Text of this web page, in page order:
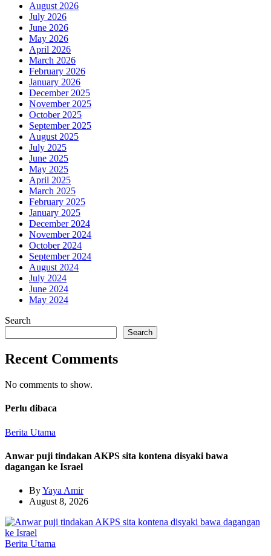
August 2026
July 2026
June 2026
May 2026
April 2026
March 2026
February 2026
January 2026
December 2025
November 2025
October 2025
September 2025
August 2025
July 2025
June 2025
May 2025
April 2025
March 2025
February 2025
January 2025
December 2024
November 2024
October 2024
September 2024
August 2024
July 2024
June 2024
May 2024
Search
Search
Recent Comments
No comments to show.
Perlu dibaca
Berita Utama
Anwar puji tindakan AKPS sita kontena disyaki bawa
dagangan ke Israel
ByYaya Amir
August 8, 2026
Berita Utama